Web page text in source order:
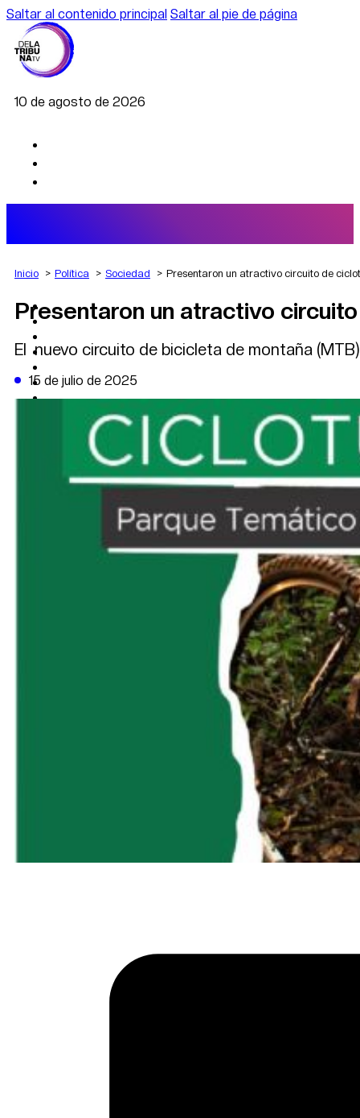
Saltar al contenido principal Saltar al pie de página
10 de agosto de 2026
AGRO
DEPORTES
POLÍTICA
DATA FIRME
DE LA TRIBUNA TV
Inicio Política Sociedad Presentaron un atractivo circuito de
Presentaron un atractivo
El nuevo circuito de bicicleta de montaña
15 de julio de 2025